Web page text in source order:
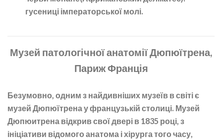
гусениці імператорської молі.
Музей патологічної анатомії Дюпюїтрена,
Париж Франція
Безумовно, одним з найдивніших музеїв в світі є
музей Дюпюїтрена у французькій столиці. Музей
Дюпюитрена відкрив свої двері в 1835 році, з
ініціативи відомого анатома і хірурга того часу,